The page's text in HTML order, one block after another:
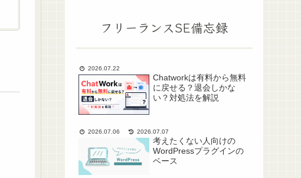
フリーランスSE備忘録
2026.07.22
Chatworkは有料から無料
に戻せる？退会しかな
い？対処法を解説
2026.07.06 2026.07.07
考えたくない人向けの
WordPressプラグインの
ベース